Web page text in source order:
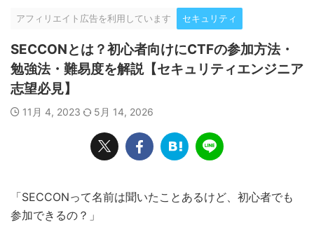
アフィリエイト広告を利用しています セキュリティ
SECCONとは？初心者向けにCTFの参加方法・
勉強法・難易度を解説【セキュリティエンジニア
志望必見】
11月 4, 2023 5月 14, 2026
「SECCONって名前は聞いたことあるけど、初心者でも
参加できるの？」